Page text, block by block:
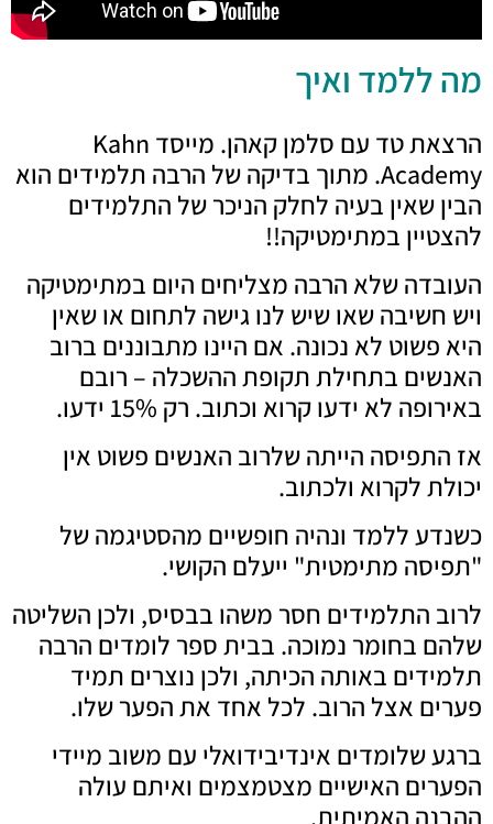
מה ללמד ואיך
הרצאת טד עם סלמן קאהן. מייסד Kahn
Academy. מתוך בדיקה של הרבה תלמידים הוא
הבין שאין בעיה לחלק הניכר של התלמידים
להצטיין במתימטיקה!!
העובדה שלא הרבה מצליחים היום במתימטיקה
ויש חשיבה שאו שיש לנו גישה לתחום או שאין
היא פשוט לא נכונה. אם היינו מתבוננים ברוב
האנשים בתחילת תקופת ההשכלה – רובם
באירופה לא ידעו קרוא וכתוב. רק 15% ידעו.
אז התפיסה הייתה שלרוב האנשים פשוט אין
יכולת לקרוא ולכתוב.
כשנדע ללמד ונהיה חופשיים מהסטיגמה של
"תפיסה מתימטית" ייעלם הקושי.
לרוב התלמידים חסר משהו בבסיס, ולכן השליטה
שלהם בחומר נמוכה. בבית ספר לומדים הרבה
תלמידים באותה הכיתה, ולכן נוצרים תמיד
פערים אצל הרוב. לכל אחד את הפער שלו.
ברגע שלומדים אינדיבידואלי עם משוב מיידי
הפערים האישיים מצטמצמים ואיתם עולה
ההבנה האמיתית.